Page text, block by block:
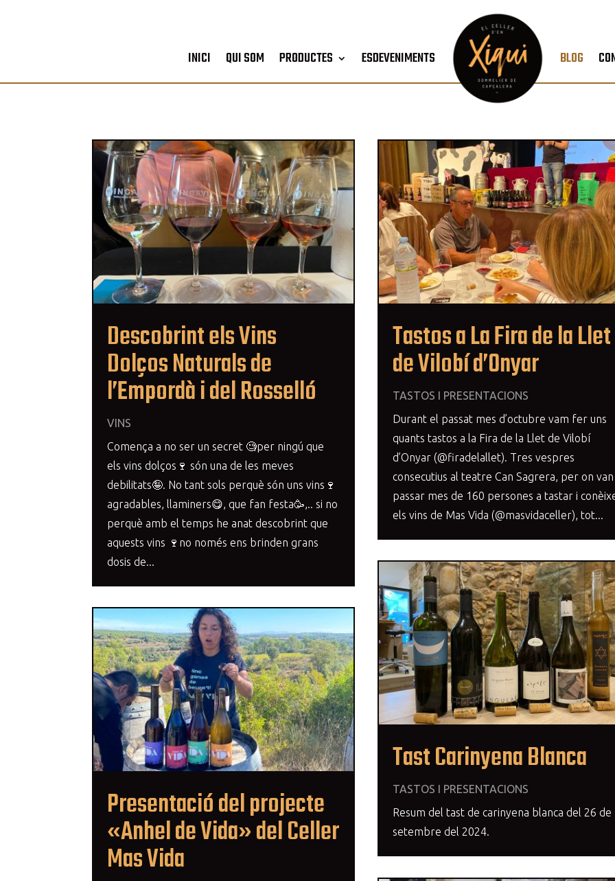
INICI QUI SOM PRODUCTES ESDEVENIMENTS BLOG
Descobrint els Vins
Dolços Naturals de
l’Empordà i del Rosselló
VINS
Comença a no ser un secret 🧐per ningú que
els vins dolços🍷 són una de les meves
debilitats🤪. No tant sols perquè són uns vins🍷
agradables, llaminers😋, que fan festa🥳,.. si no
perquè amb el temps he anat descobrint que
aquests vins 🍷no només ens brinden grans
dosis de...
Presentació del projecte
«Anhel de Vida» del Celler
Mas Vida
Tastos a La Fira de la Llet
de Vilobí d’Onyar
TASTOS I PRESENTACIONS
Durant el passat mes d’octubre vam fer uns
quants tastos a la Fira de la Llet de Vilobí
d’Onyar (@firadelallet). Tres vespres
consecutius al teatre Can Sagrera, per on van
passar mes de 160 persones a tastar i
els vins de Mas Vida (@masvidaceller), tot...
Tast Carinyena Blanca
TASTOS I PRESENTACIONS
Resum del tast de carinyena blanca del 26 de
setembre del 2024.